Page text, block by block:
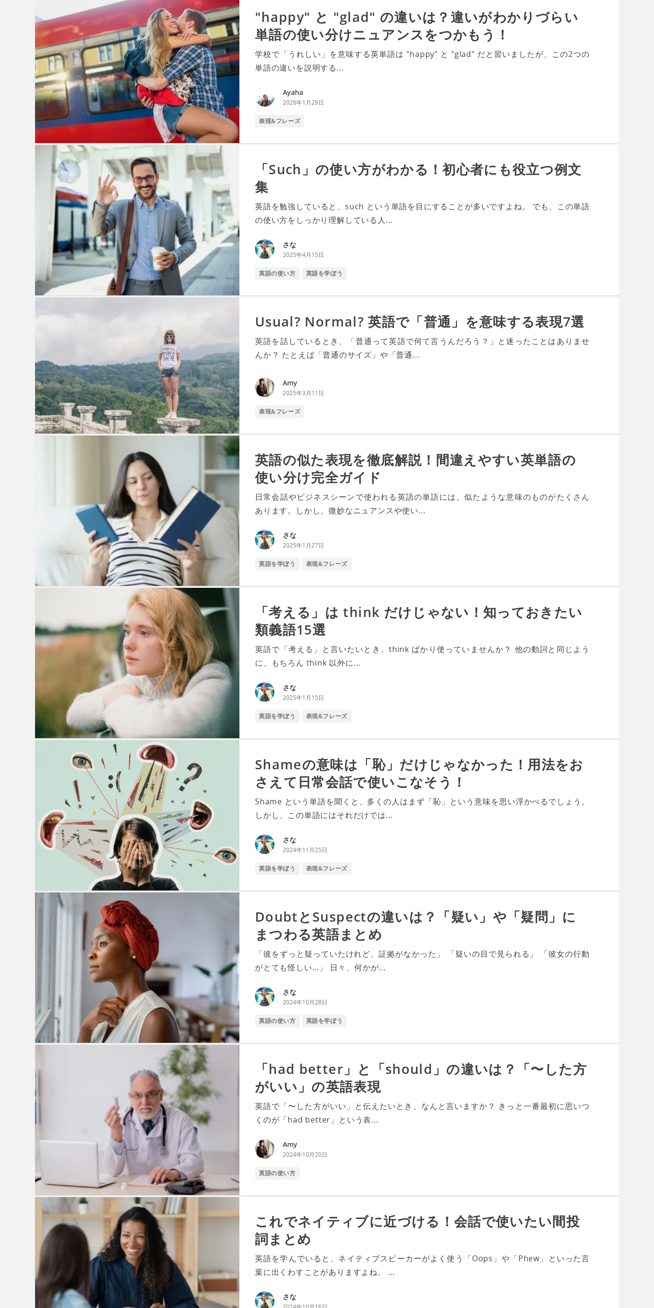
"happy" と "glad" の違いは？違いがわかりづらい
単語の使い分けニュアンスをつかもう！
学校で「うれしい」を意味する英単語は "happy" と "glad" だと習いましたが、この2つの
単語の違いを説明する...
Ayaha
2026年1月29日
表現&フレーズ
「Such」の使い方がわかる！初心者にも役立つ例文
集
英語を勉強していると、such という単語を目にすることが多いですよね。 でも、この単語
の使い方をしっかり理解している人...
さな
2025年4月15日
英語の使い方 英語を学ぼう
Usual? Normal? 英語で「普通」を意味する表現7選
英語を話しているとき、「普通って英語で何て言うんだろう？」と迷ったことはありませ
んか？ たとえば「普通のサイズ」や「普通...
Amy
2025年3月11日
表現&フレーズ
英語の似た表現を徹底解説！間違えやすい英単語の
使い分け完全ガイド
日常会話やビジネスシーンで使われる英語の単語には、似たような意味のものがたくさん
あります。しかし、微妙なニュアンスや使い...
さな
2025年1月27日
英語を学ぼう 表現&フレーズ
「考える」は think だけじゃない！知っておきたい
類義語15選
英語で「考える」と言いたいとき、think ばかり使っていませんか？ 他の動詞と同じよう
に、もちろん think 以外に...
さな
2025年1月15日
英語を学ぼう 表現&フレーズ
Shameの意味は「恥」だけじゃなかった！用法をお
さえて日常会話で使いこなそう！
Shame という単語を聞くと、多くの人はまず「恥」という意味を思い浮かべるでしょう。
しかし、この単語にはそれだけでは...
さな
2024年11月25日
英語を学ぼう 表現&フレーズ
DoubtとSuspectの違いは？「疑い」や「疑問」に
まつわる英語まとめ
「彼をずっと疑っていたけれど、証拠がなかった」 「疑いの目で見られる」 「彼女の行動
がとても怪しい...」 日々、何かが...
さな
2024年10月28日
英語の使い方 英語を学ぼう
「had better」と「should」の違いは？「〜した方
がいい」の英語表現
英語で「〜した方がいい」と伝えたいとき、なんと言いますか？ きっと一番最初に思いつ
くのが「had better」という表...
Amy
2024年10月20日
英語の使い方
これでネイティブに近づける！会話で使いたい間投
詞まとめ
英語を学んでいると、ネイティブスピーカーがよく使う「Oops」や「Phew」といった言
葉に出くわすことがありますよね。 ...
さな